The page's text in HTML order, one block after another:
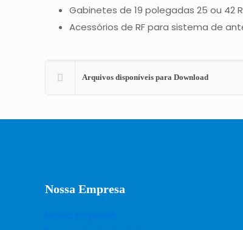
Gabinetes de 19 polegadas 25 ou 42
Acessórios de RF para sistema de
Arquivos disponíveis para Download
Nossa Empresa